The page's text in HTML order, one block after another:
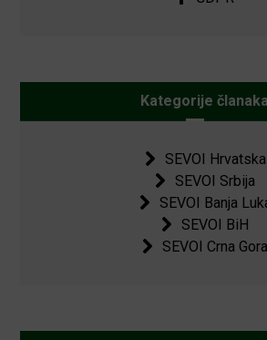
Kategorije članaka
SEVOI Hrvatska
SEVOI Srbija
SEVOI Banja
SEVOI BiH
SEVOI Crna Gora